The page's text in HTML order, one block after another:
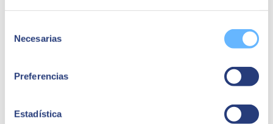
Necesarias
Preferencias
Estadística